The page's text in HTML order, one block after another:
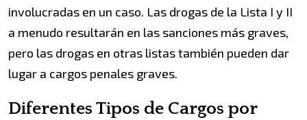
involucradas en un caso. Las drogas de la Lista I y II
a menudo resultarán en las sanciones más graves,
pero las drogas en otras listas también pueden dar
lugar a cargos penales graves.
Diferentes Tipos de Cargos por